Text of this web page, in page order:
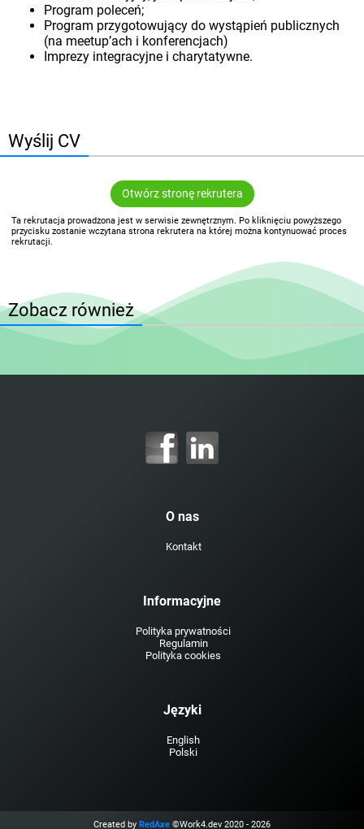
Program poleceń;
Program przygotowujący do wystąpień publicznych
(na meetup’ach i konferencjach)
Imprezy integracyjne i charytatywne.
Wyślij CV
Otwórz stronę rekrutera
Ta rekrutacja prowadzona jest w serwisie zewnętrznym. Po kliknięciu powyższego
przycisku zostanie wczytana strona rekrutera na której można kontynuować proces
rekrutacji.
Zobacz również
O nas
Kontakt
Informacyjne
Polityka prywatności
Regulamin
Polityka cookies
Języki
English
Polski
Created by RedAxe ©Work4.dev 2020 - 2026